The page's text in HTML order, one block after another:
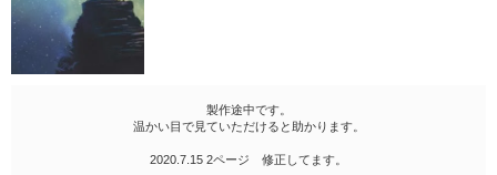
製作途中です。
温かい目で見ていただけると助かります。
2020.7.15 2ページ 修正してます。